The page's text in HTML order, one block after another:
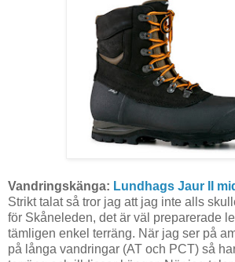
Vandringskänga: Lundhags Jaur II
Strikt talat så tror jag att jag inte alls
för Skåneleden, det är väl preparerade
tämligen enkel terräng. När jag ser på
på långa vandringar (AT och PCT) så